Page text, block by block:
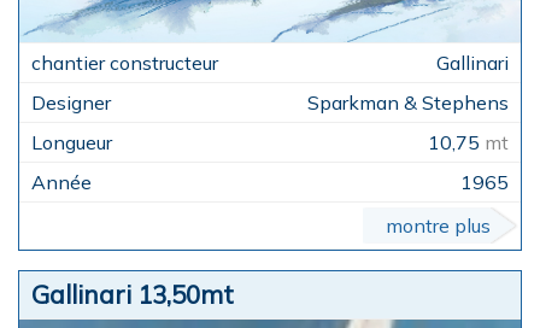
Gallinari
Sparkman & Stephens
10,75 mt
1965
montre plus
Gallinari 13,50mt